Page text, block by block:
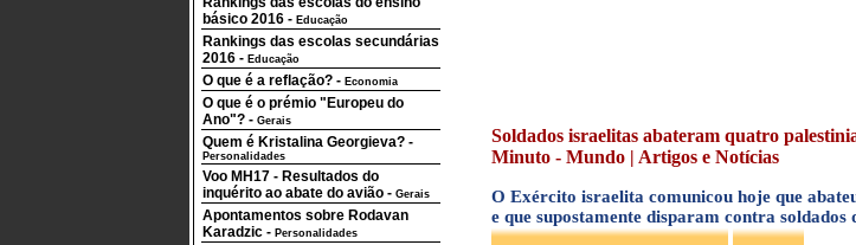
básico 2016 - Educação
Rankings das escolas secundárias
2016 - Educação
O que é a reflação? - Economia
O que é o prémio "Europeu do
Ano"? - Gerais
Quem é Kristalina Georgieva? -
Personalidades
Voo MH17 - Resultados do
inquérito ao abate do avião - Gerais
Apontamentos sobre Rodavan
Karadzic - Personalidades
Soldados israelitas abateram quatro
Minuto - Mundo | Artigos e Notícias
O Exército israelita comunicou hoje que
e que supostamente disparam contra soldados